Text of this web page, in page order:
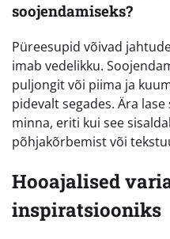
soojendamiseks?
Püreesupid võivad
imab vedelikku.
puljongit või piima ja
pidevalt segades. Ära
minna, eriti kui see
põhjakõrbemist või
Hooajalised
inspiratsiooniks